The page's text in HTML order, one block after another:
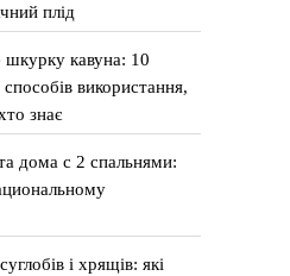
плід
шкурку кавуна: 10
використання,
знає
дома с 2 спальнями:
і хрящів: які